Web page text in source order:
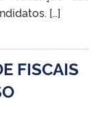
[…]
FISCAIS